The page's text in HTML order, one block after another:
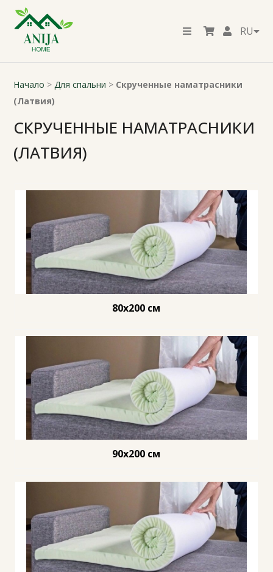
RU
Начало >Для спальни > Скрученные наматрасники
(Латвия)
СКРУЧЕННЫЕ НАМАТРАСНИКИ
(ЛАТВИЯ)
80x200 см
90x200 см